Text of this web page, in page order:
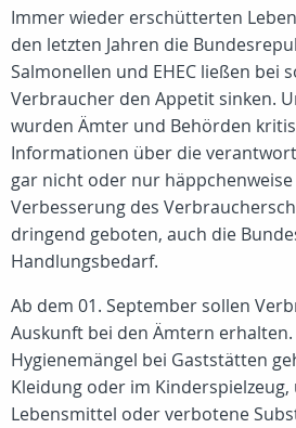
Immer wieder erschütterten
den letzten Jahren die
Salmonellen und EHEC ließen bei
Verbraucher den Appetit sinken.
wurden Ämter und Behörden
Informationen über die
gar nicht oder nur
Verbesserung des
dringend geboten, auch die
Handlungsbedarf.
Ab dem 01. September sollen
Auskunft bei den Ämtern erhalten.
Hygienemängel bei Gaststätten
Kleidung oder im
Lebensmittel oder verbotene